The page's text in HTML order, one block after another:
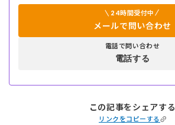
24時間受付中
メールで問い合わせ
電話で問い合わせ
電話する
この記事をシェアする
リンクをコピーする